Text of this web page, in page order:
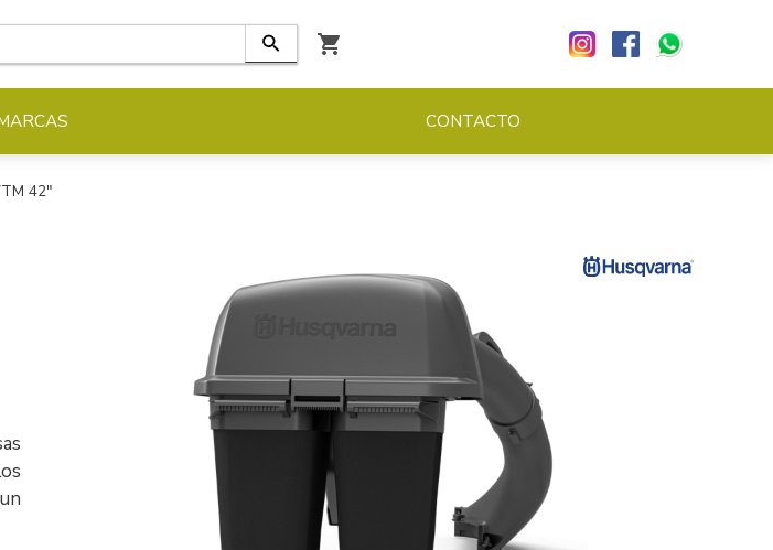
CONTACTO
42"